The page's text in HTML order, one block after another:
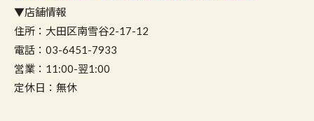
▼店舗情報
住所：大田区南雪谷2-17-12
電話：03-6451-7933
営業：11:00-翌1:00
定休日：無休